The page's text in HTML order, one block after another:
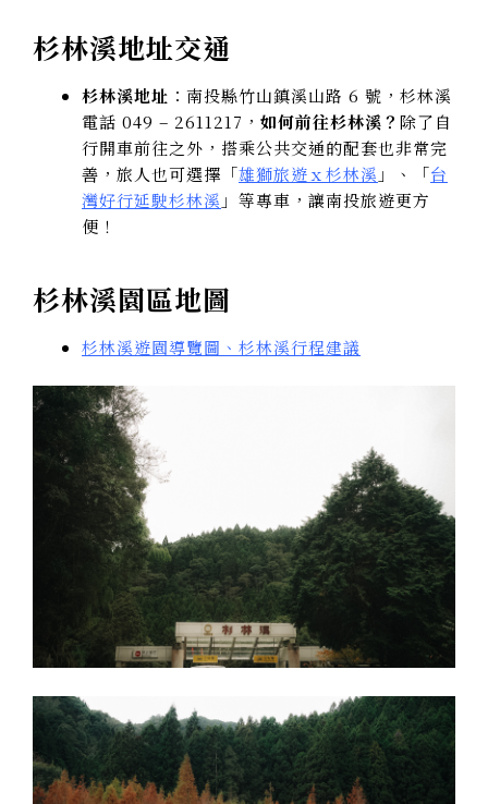
杉林溪地址交通
杉林溪地址 ：南投縣竹山鎮溪山路 6 號，杉林溪
電話 049 – 2611217， 如何前往杉林溪？ 除了自
行開車前往之外，搭乘公共交通的配套也非常完
善，旅人也可選擇「雄獅旅遊ｘ杉林溪 」、「台
灣好行延駛杉林溪 」等專車，讓南投旅遊更方
便！
杉林溪園區地圖
杉林溪遊園導覽圖、杉林溪行程建議